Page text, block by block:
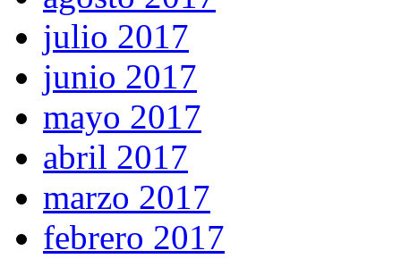
julio 2017
junio 2017
mayo 2017
abril 2017
marzo 2017
febrero 2017